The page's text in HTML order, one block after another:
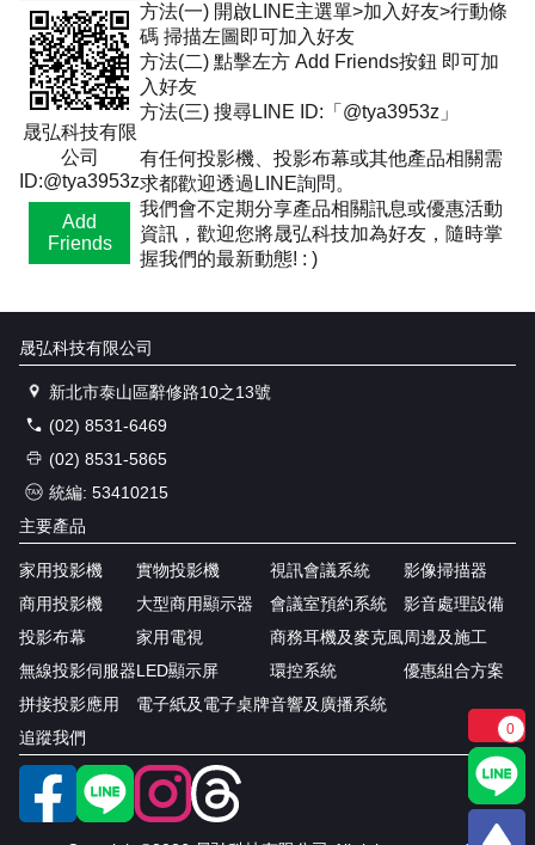
晟弘科技有限
公司
ID:@tya3953z
Add
Friends
方法(一) 開啟LINE主選單>加入好友>行動條
碼 掃描左圖即可加入好友
方法(二) 點擊左方 Add Friends按鈕 即可加
入好友
方法(三) 搜尋LINE ID:「@tya3953z」
有任何投影機、投影布幕或其他產品相關需
求都歡迎透過LINE詢問。
我們會不定期分享產品相關訊息或優惠活動
資訊，歡迎您將晟弘科技加為好友，隨時掌
握我們的最新動態! : )
晟弘科技有限公司
新北市泰山區辭修路10之13號
(02) 8531-6469
(02) 8531-5865
統編: 53410215
主要產品
家用投影機
商用投影機
投影布幕
無線投影伺服器
拼接投影應用
實物投影機
大型商用顯示器
家用電視
LED顯示屏
電子紙及電子桌牌
視訊會議系統
會議室預約系統
商務耳機及麥克風
環控系統
音響及廣播系統
影像掃描器
影音處理設備
周邊及施工
優惠組合方案
追蹤我們 0